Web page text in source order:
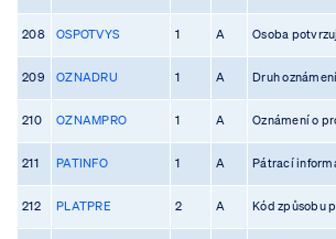
208 OSPOTVYS 1 A Osoba
209 OZNADRU 1 A Druh oznámení
210 OZNAMPRO 1 A Oznámení o
211 PATINFO 1 A Pátrací
212 PLATPRE 2 A Kód způsobu